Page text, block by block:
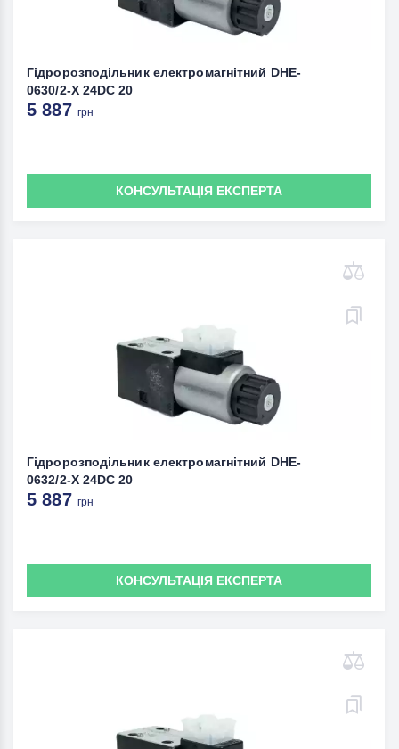
Гідророзподільник електромагнітний DHE-
0630/2-X 24DC 20
5 887 грн
КОНСУЛЬТАЦІЯ ЕКСПЕРТА
Гідророзподільник електромагнітний DHE-
0632/2-X 24DC 20
5 887 грн
КОНСУЛЬТАЦІЯ ЕКСПЕРТА